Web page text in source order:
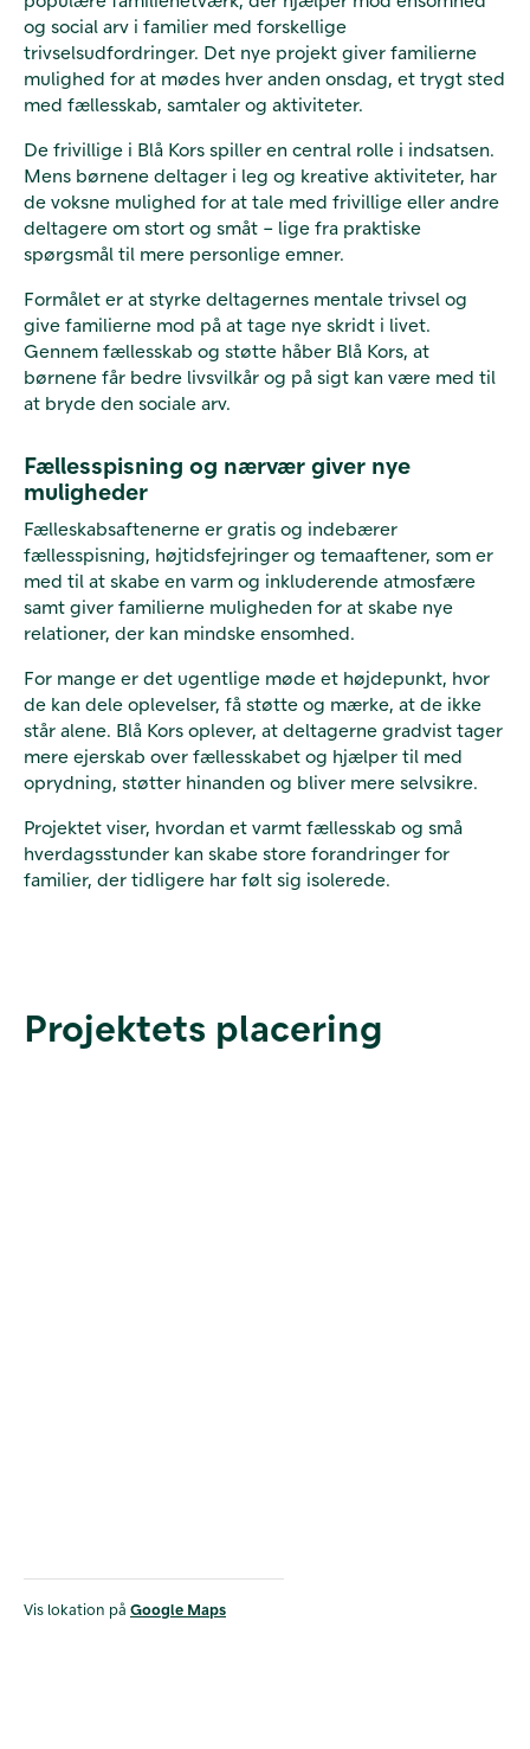
og social arv i familier med forskellige
trivselsudfordringer. Det nye projekt giver familierne
mulighed for at mødes hver anden onsdag, et trygt sted
med fællesskab, samtaler og aktiviteter.
De frivillige i Blå Kors spiller en central rolle i indsatsen.
Mens børnene deltager i leg og kreative aktiviteter, har
de voksne mulighed for at tale med frivillige eller andre
deltagere om stort og småt – lige fra praktiske
spørgsmål til mere personlige emner.
Formålet er at styrke deltagernes mentale trivsel og
give familierne mod på at tage nye skridt i livet.
Gennem fællesskab og støtte håber Blå Kors, at
børnene får bedre livsvilkår og på sigt kan være med til
at bryde den sociale arv.
Fællesspisning og nærvær giver nye
muligheder
Fælleskabsaftenerne er gratis og indebærer
fællesspisning, højtidsfejringer og temaaftener, som er
med til at skabe en varm og inkluderende atmosfære
samt giver familierne muligheden for at skabe nye
relationer, der kan mindske ensomhed.
For mange er det ugentlige møde et højdepunkt, hvor
de kan dele oplevelser, få støtte og mærke, at de ikke
står alene. Blå Kors oplever, at deltagerne gradvist tager
mere ejerskab over fællesskabet og hjælper til med
oprydning, støtter hinanden og bliver mere selvsikre.
Projektet viser, hvordan et varmt fællesskab og små
hverdagsstunder kan skabe store forandringer for
familier, der tidligere har følt sig isolerede.
Projektets placering
Vis lokation på Google Maps